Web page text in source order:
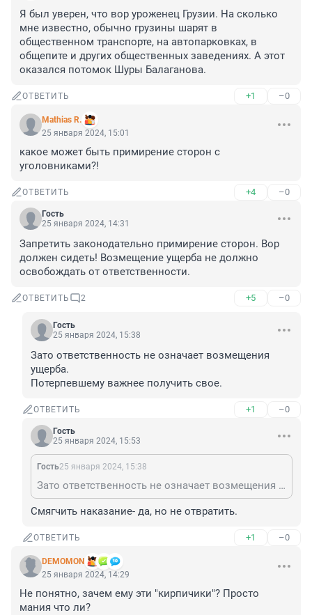
Я был уверен, что вор уроженец Грузии. На сколько
мне известно, обычно грузины шарят в
общественном транспорте, на автопарковках, в
общепите и других общественных заведениях. А этот
оказался потомок Шуры Балаганова.
ОТВЕТИТЬ +1 –0
Mathias R.
25 января 2024, 15:01
какое может быть примирение сторон с
уголовниками?!
ОТВЕТИТЬ +4 –0
Гость
25 января 2024, 14:31
Запретить законодательно примирение сторон. Вор
должен сидеть! Возмещение ущерба не должно
освобождать от ответственности.
ОТВЕТИТЬ 2 +5 –0
Гость
25 января 2024, 15:38
Зато ответственность не означает возмещения
ущерба.
Потерпевшему важнее получить свое.
ОТВЕТИТЬ +1 –0
Гость
25 января 2024, 15:53
Гость25 января 2024, 15:38
Зато ответственность не означает возмещения ущерба. Потерпевшему важнее получить свое.
Смягчить наказание- да, но не отвратить.
ОТВЕТИТЬ +1 –0
DEMOMON
25 января 2024, 14:29
Не понятно, зачем ему эти "кирпичики"? Просто
мания что ли?